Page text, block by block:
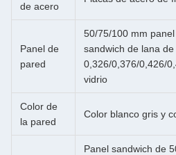
de acero
Panel de
pared
50/75/100 mm
sandwich de lana
0,326/0,376/0,426/
vidrio
Color de
la pared
Color blanco gris y
Panel sandwich de